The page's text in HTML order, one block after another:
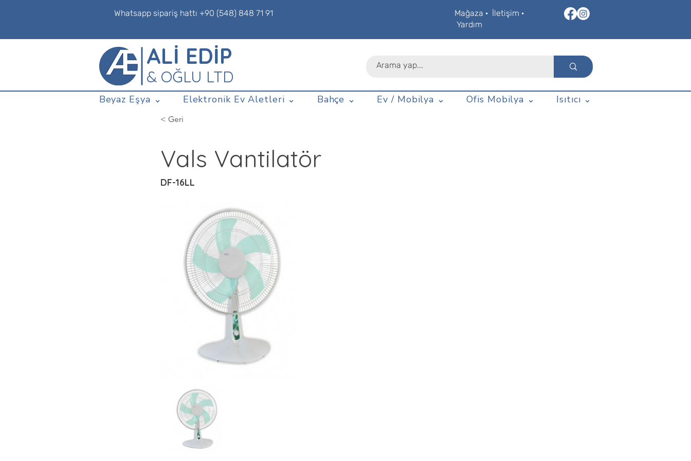
Whatsapp sipariş hattı +90 (548) 848 71 91 Mağaza · İletişim ·
Yardım
ALİ EDİP
& OĞLU LTD
Beyaz Eşya ⌄ Elektronik Ev Aletleri ⌄ Bahçe ⌄ Ev / Mobilya ⌄ Ofis Mobilya ⌄ Isıtıcı ⌄
< Geri
Vals Vantilatör
DF-16LL